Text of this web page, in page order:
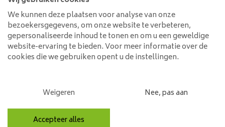
Geen producten gevonden!...
Klantenservice
Mijn account
Contactgegevens
Volg ons
We kunnen deze plaatsen voor analyse van onze
bezoekersgegevens, om onze website te verbeteren,
gepersonaliseerde inhoud te tonen en om u een geweldige
website-ervaring te bieden. Voor meer informatie over de
cookies die we gebruiken opent u de instellingen.
Weigeren Nee, pas aan
Accepteer alles